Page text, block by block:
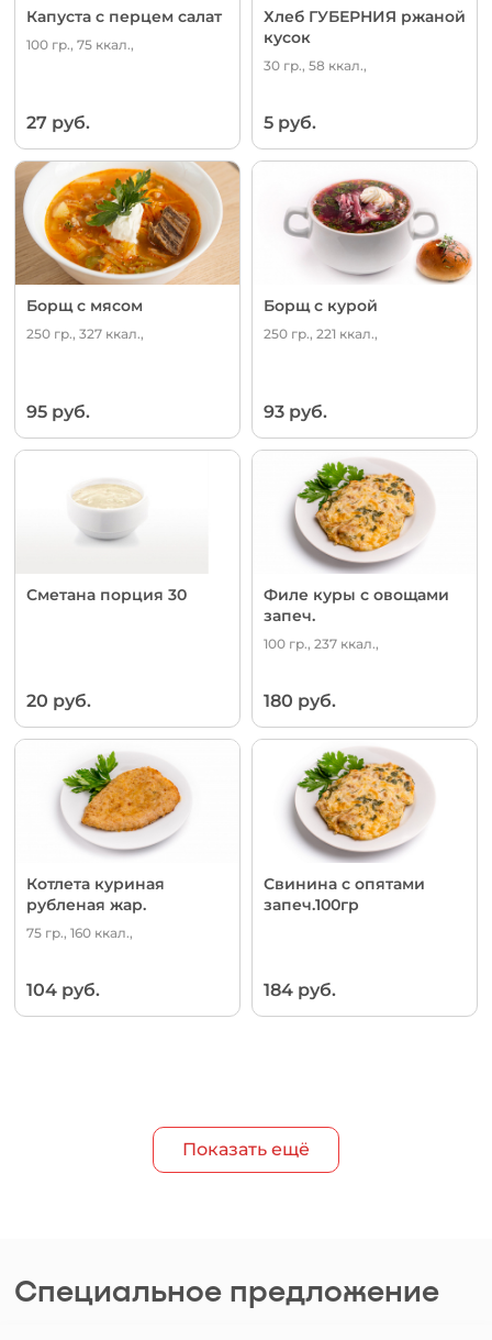
Капуста с перцем салат
100 гр., 75 ккал.,
27 руб.
Хлеб ГУБЕРНИЯ ржаной
кусок
30 гр., 58 ккал.,
5 руб.
Борщ с мясом
250 гр., 327 ккал.,
95 руб.
Борщ с курой
250 гр., 221 ккал.,
93 руб.
Сметана порция 30
20 руб.
Филе куры с овощами
запеч.
100 гр., 237 ккал.,
180 руб.
Котлета куриная
рубленая жар.
75 гр., 160 ккал.,
104 руб.
Свинина с опятами
запеч.100гр
184 руб.
Показать ещё
Специальное предложение